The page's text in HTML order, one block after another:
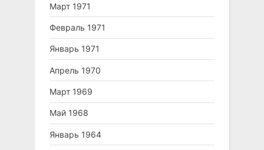
Март 1971
Февраль 1971
Январь 1971
Апрель 1970
Март 1969
Май 1968
Январь 1964